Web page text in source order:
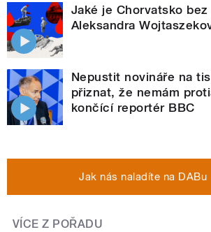
Jaké je Chorvatsko
Aleksandra
Nepustit novináře na
přiznat, že nemám
končící reportér BBC
Jak nás naladíte na DABu
VÍCE Z POŘADU